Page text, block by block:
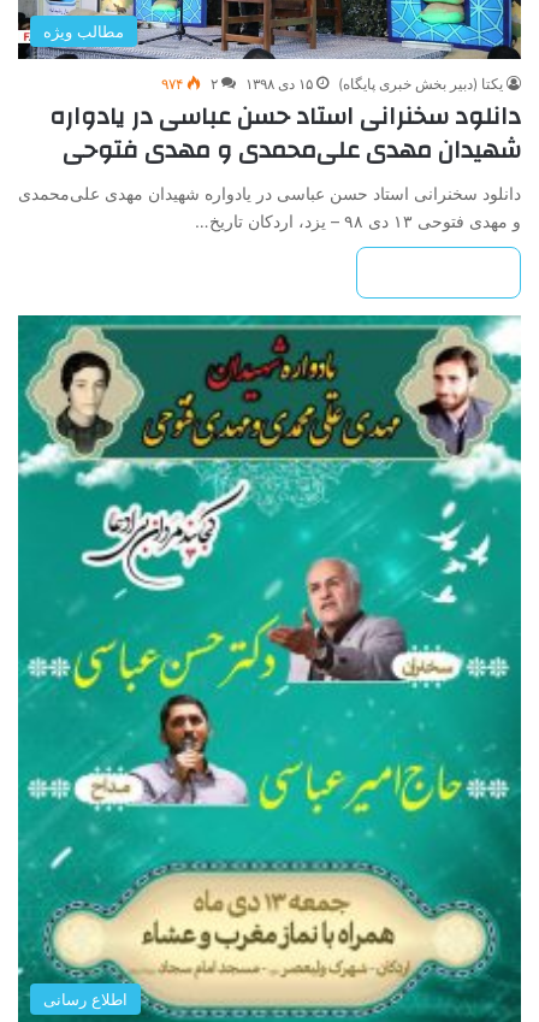
مطالب ویژه
یکتا (دبیر بخش خبری پایگاه) ۱۵ دی ۱۳۹۸ ۲ ۹۷۴
دانلود سخنرانی استاد حسن عباسی در یادواره
شهیدان مهدی علی‌محمدی و مهدی فتوحی
دانلود سخنرانی استاد حسن عباسی در یادواره شهیدان مهدی علی‌محمدی
و مهدی فتوحی ۱۳ دی ۹۸ – یزد، اردکان تاریخ…
اطلاع رسانی